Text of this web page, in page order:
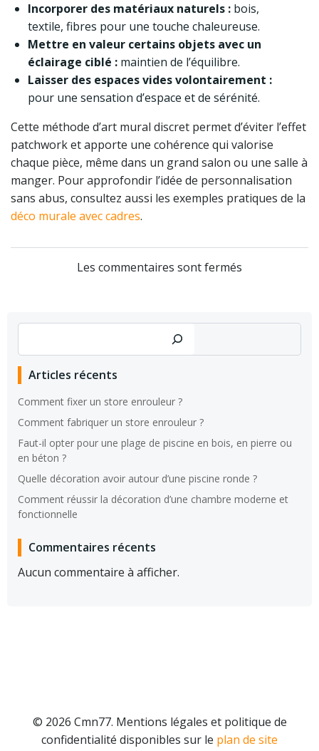
Incorporer des matériaux naturels : bois,
textile, fibres pour une touche chaleureuse.
Mettre en valeur certains objets avec un
éclairage ciblé : maintien de l’équilibre.
Laisser des espaces vides volontairement :
pour une sensation d’espace et de sérénité.
Cette méthode d’art mural discret permet d’éviter l’effet
patchwork et apporte une cohérence qui valorise
chaque pièce, même dans un grand salon ou une salle à
manger. Pour approfondir l’idée de personnalisation
sans abus, consultez aussi les exemples pratiques de la
déco murale avec cadres.
Les commentaires sont fermés
Articles récents
Comment fixer un store enrouleur ?
Comment fabriquer un store enrouleur ?
Faut-il opter pour une plage de piscine en bois, en pierre ou
en béton ?
Quelle décoration avoir autour d’une piscine ronde ?
Comment réussir la décoration d’une chambre moderne et
fonctionnelle
Commentaires récents
Aucun commentaire à afficher.
© 2026 Cmn77. Mentions légales et politique de
confidentialité disponibles sur le plan de site